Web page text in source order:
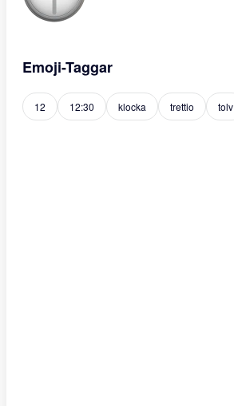
Emoji-Taggar
12 12:30 klocka trettio tolv